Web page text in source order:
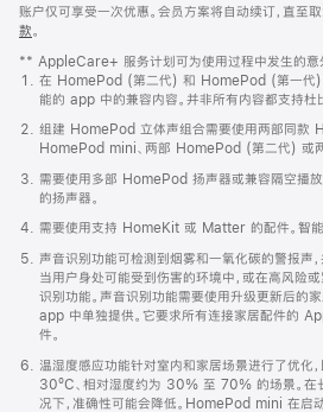
账户仅可享受一次优惠。会员方案将自动续订，直至
款。
窗
口
中
打
开)
** AppleCare+ 服务计划可为使用过程中发生的意
在 HomePod (第二代) 和 HomePod (第一代)
能的 app 中的兼容内容。并非所有内容都支持杜
组建 HomePod 立体声组合需要使用两部同款
HomePod mini、两部 HomePod (第二代) 或
需要使用多部 HomePod 扬声器或兼容隔空播
的扬声器。
需要使用支持 HomeKit 或 Matter 的配件。智能
声音识别功能可检测到烟雾和一氧化碳的警报声
当用户身处可能受到伤害的环境中，或在高风险
识别功能。声音识别功能需要使用升级更新后的
app 中单独提供。它要求所有连接家居配件的
件。
温湿度感应功能针对室内和家居场景进行了优化
30ºC、相对湿度约为 30% 至 70% 的场景。在
况下，准确性可能会降低。HomePod mini 在启